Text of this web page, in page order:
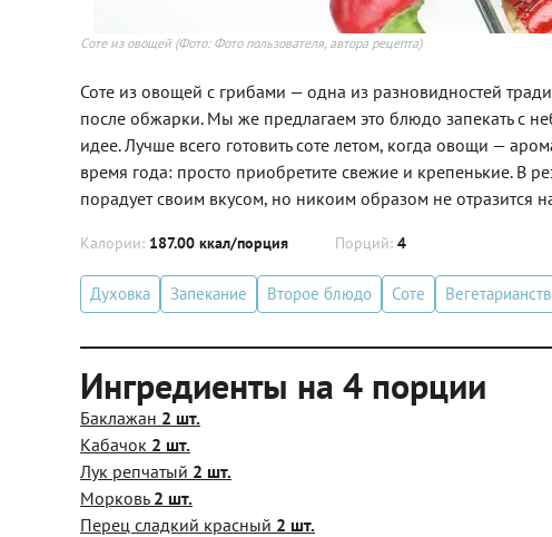
Соте из овощей (Фото: Фото пользователя, автора рецепта)
Соте из овощей с грибами — одна из разновидностей
после обжарки. Мы же предлагаем это блюдо запекать с
идее. Лучше всего готовить соте летом, когда овощи —
время года: просто приобретите свежие и крепенькие. В
порадует своим вкусом, но никоим образом не отразится
Калории: 187.00 ккал/порция Порций: 4
Духовка Запекание Второе блюдо Соте
Ингредиенты на 4 порции
Баклажан 2 шт.
Кабачок 2 шт.
Лук репчатый 2 шт.
Морковь 2 шт.
Перец сладкий красный 2 шт.